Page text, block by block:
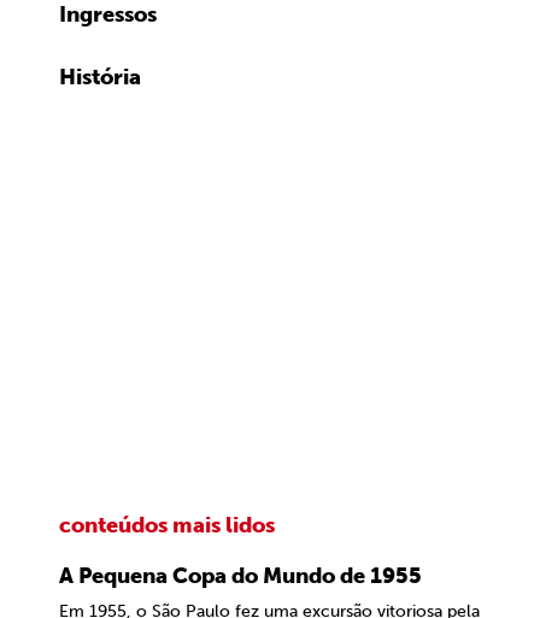
Ingressos
História
conteúdos mais lidos
A Pequena Copa do Mundo de 1955
Em 1955, o São Paulo fez uma excursão vitoriosa pela